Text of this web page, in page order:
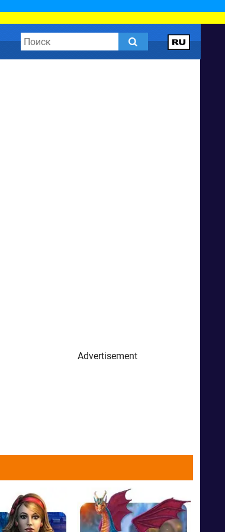
Advertisement